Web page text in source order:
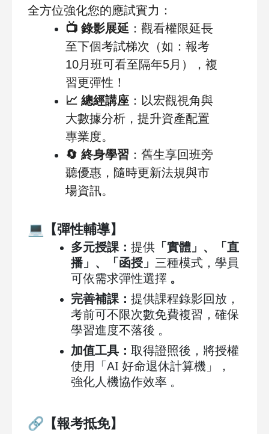
全方位強化您的應試實力：
📺 錄影展延 ：觀看權限延長
至下個考試梯次（如：報考
10月班可看至隔年5月），複
習更彈性！
📈 總經講座 ：以宏觀視角與
大數據分析，提升資產配置
專業度。
🔄 終身學習 ：舊生享回班旁
聽優惠，隨時更新法規與市
場資訊。
💻 【彈性輔導】
多元授課： 提供 「實體」、「直
播」、「函授」 三種模式，學員
可依需求彈性選擇 。
完善補課： 提供課程錄影回放，
考前可不限次數免費複習，確保
學習進度不落後 。
加值工具： 取得證照後，將授權
使用「AI 好命退休計算機」，
強化人機協作效率 。
🔗 【報考抵免】